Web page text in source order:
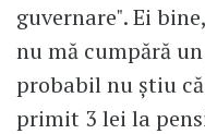
guvernare". Ei
nu mă cumpără
probabil nu știu
primit 3 lei la